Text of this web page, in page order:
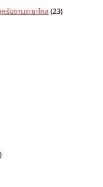
รับงานระยะไกล 23